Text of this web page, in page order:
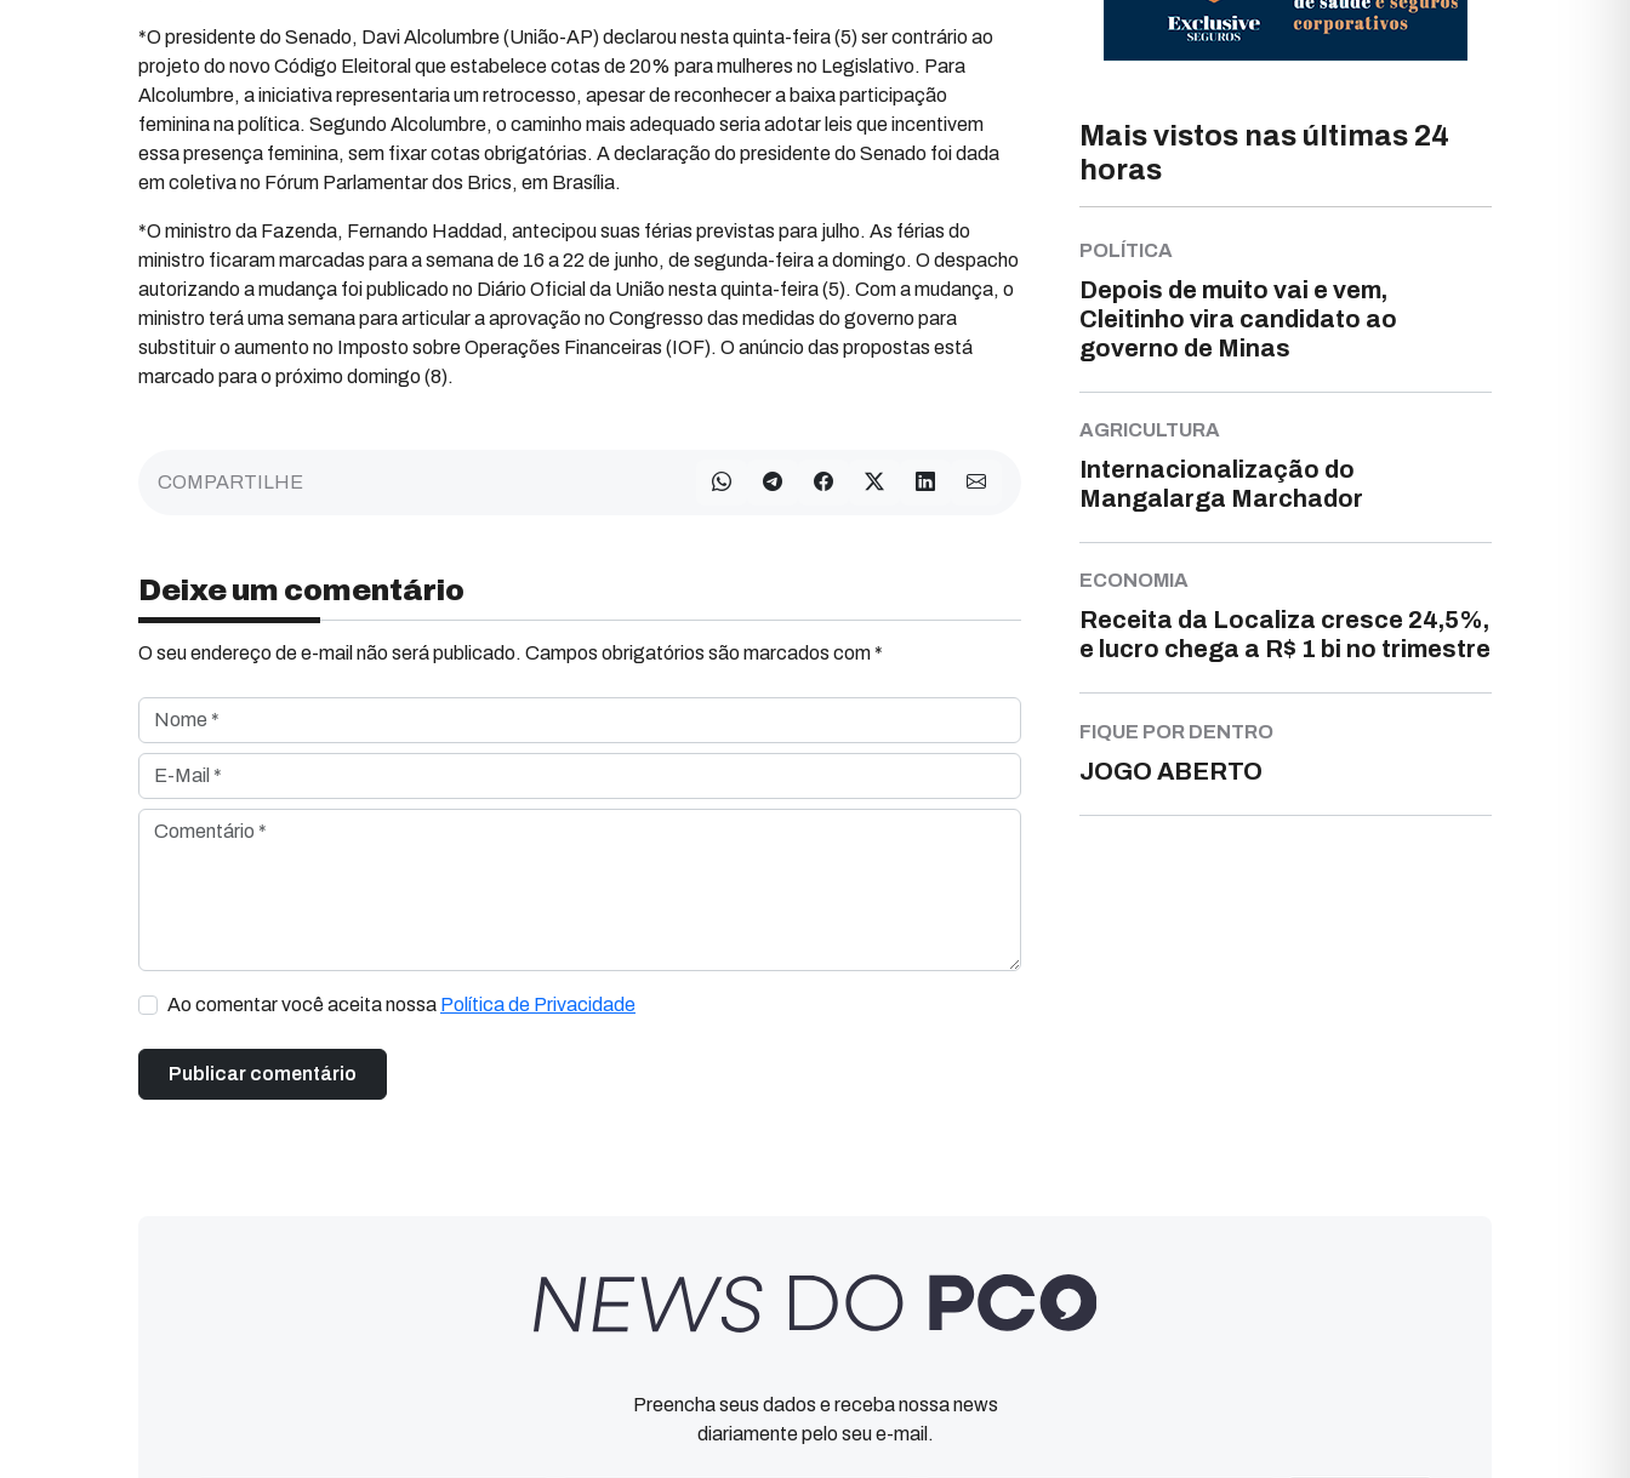
*O presidente do Senado, Davi Alcolumbre (União-AP) declarou nesta quinta-feira (5) ser contrário ao
projeto do novo Código Eleitoral que estabelece cotas de 20% para mulheres no Legislativo. Para
Alcolumbre, a iniciativa representaria um retrocesso, apesar de reconhecer a baixa participação
feminina na política. Segundo Alcolumbre, o caminho mais adequado seria adotar leis que incentivem
essa presença feminina, sem fixar cotas obrigatórias. A declaração do presidente do Senado foi dada
em coletiva no Fórum Parlamentar dos Brics, em Brasília.
*O ministro da Fazenda, Fernando Haddad, antecipou suas férias previstas para julho. As férias do
ministro ficaram marcadas para a semana de 16 a 22 de junho, de segunda-feira a domingo. O despacho
autorizando a mudança foi publicado no Diário Oficial da União nesta quinta-feira (5). Com a mudança, o
ministro terá uma semana para articular a aprovação no Congresso das medidas do governo para
substituir o aumento no Imposto sobre Operações Financeiras (IOF). O anúncio das propostas está
marcado para o próximo domingo (8).
COMPARTILHE
Deixe um comentário
O seu endereço de e-mail não será publicado. Campos obrigatórios são marcados com *
Nome *
E-Mail *
Comentário *
Ao comentar você aceita nossa Política de Privacidade
Mais vistos nas últimas 24
horas
POLÍTICA
Depois de muito vai e vem,
Cleitinho vira candidato ao
governo de Minas
AGRICULTURA
Internacionalização do
Mangalarga Marchador
ECONOMIA
Receita da Localiza cresce 24,5%,
e lucro chega a R$ 1 bi no trimestre
FIQUE POR DENTRO
JOGO ABERTO
Preencha seus dados e receba nossa news
diariamente pelo seu e-mail.